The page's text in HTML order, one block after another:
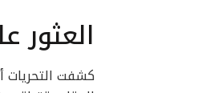
كشفت التحريات